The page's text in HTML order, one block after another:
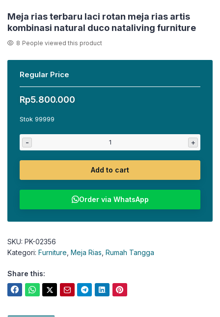
Meja rias terbaru laci rotan meja rias artis
kombinasi natural duco nataliving furniture
8 People viewed this product
Regular Price
Rp5.800.000
Stok 99999
- +
Add to cart
Order via WhatsApp
SKU: PK-02356
Kategori: Furniture Meja Rias Rumah Tangga
Share this: